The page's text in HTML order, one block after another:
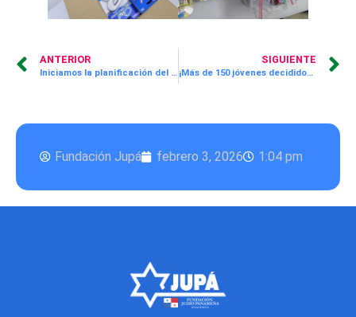
ANTERIOR
Iniciamos la planificación del año escolar con el equipo docente de ¡Supérate! JUPÁ
SIGUIENTE
¡Más de 150 jóvenes decididos a transformar su futuro a través de la cocina!
Fundación Jupá febrero 3, 2026 1:04 pm